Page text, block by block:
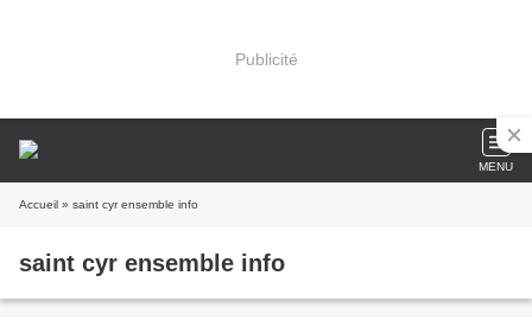
Publicité
MENU
Accueil » saint cyr ensemble info
saint cyr ensemble info